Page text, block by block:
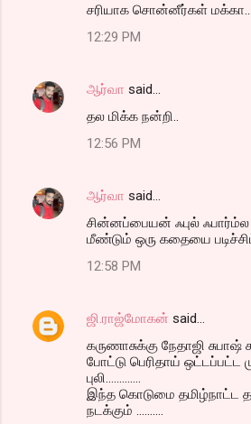
சரியாக சொன்னீர்கள் மக்கா....
12:29 PM
ஆர்வா said…
தல மிக்க நன்றி..
12:56 PM
ஆர்வா said…
சின்னப்பையன் ஃபுல்
மீண்டும் ஒரு கதையை
12:58 PM
ஜி.ராஜ்மோகன் said…
கருணாசுக்கு நேதாஜி
போட்டு பெரிதாய் ஒட்டப்பட்ட
புலி.............
இந்த கொடுமை தமிழ்நாட்ட
நடக்கும் ..........